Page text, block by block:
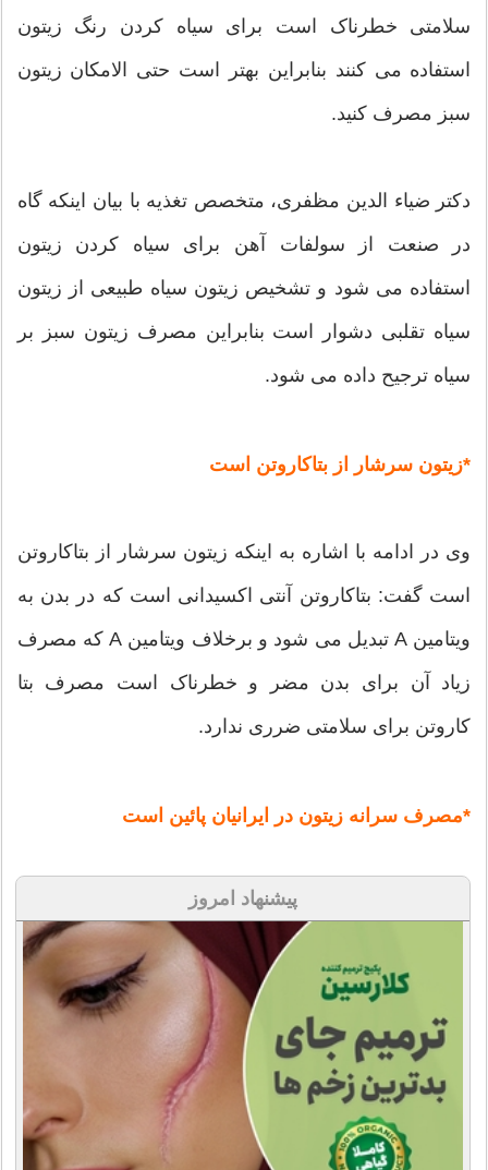
سلامتی خطرناک است برای سیاه کردن رنگ زیتون
استفاده می کنند بنابراین بهتر است حتی الامکان زیتون
سبز مصرف کنید.
دکتر ضیاء الدین مظفری، متخصص تغذیه با بیان اینکه گاه
در صنعت از سولفات آهن برای سیاه کردن زیتون
استفاده می شود و تشخیص زیتون سیاه طبیعی از زیتون
سیاه تقلبی دشوار است بنابراین مصرف زیتون سبز بر
سیاه ترجیح داده می شود.
*زیتون سرشار از بتاکاروتن است
وی در ادامه با اشاره به اینکه زیتون سرشار از بتاکاروتن
است گفت: بتاکاروتن آنتی اکسیدانی است که در بدن به
ویتامین A تبدیل می شود و برخلاف ویتامین A که مصرف
زیاد آن برای بدن مضر و خطرناک است مصرف بتا
کاروتن برای سلامتی ضرری ندارد.
*مصرف سرانه زیتون در ایرانیان پائین است
پیشنهاد امروز